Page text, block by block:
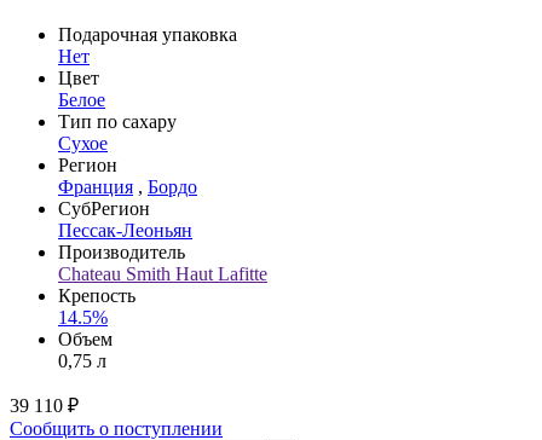
Подарочная упаковка
Нет
Цвет
Белое
Тип по сахару
Сухое
Регион
Франция , Бордо
СубРегион
Пессак-Леоньян
Производитель
Chateau Smith Haut Lafitte
Крепость
14.5%
Объем
0,75 л
39 110 ₽
Сообщить о поступлении